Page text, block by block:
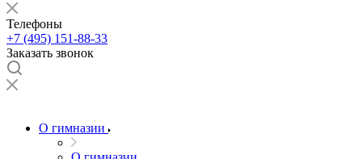
Телефоны
+7 (495) 151-88-33
Заказать звонок
О гимназии